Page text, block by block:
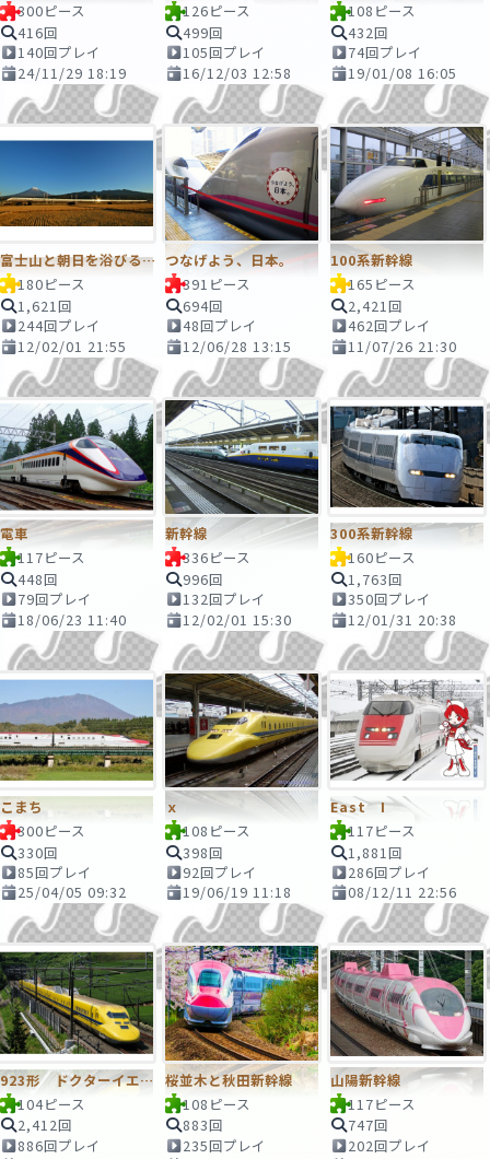
300ピース
416回
140回プレイ
24/11/29 18:19
126ピース
499回
105回プレイ
16/12/03 12:58
108ピース
432回
74回プレイ
19/01/08 16:05
富士山と朝日を浴びる300系新幹線
180ピース
1,621回
244回プレイ
12/02/01 21:55
つなげよう、日本。
391ピース
694回
48回プレイ
12/06/28 13:15
100系新幹線
165ピース
2,421回
462回プレイ
11/07/26 21:30
電車
117ピース
448回
79回プレイ
18/06/23 11:40
新幹線
336ピース
996回
132回プレイ
12/02/01 15:30
300系新幹線
160ピース
1,763回
350回プレイ
12/01/31 20:38
こまち
300ピース
330回
85回プレイ
25/04/05 09:32
ｘ
108ピース
398回
92回プレイ
19/06/19 11:18
East I
117ピース
1,881回
286回プレイ
08/12/11 22:56
923形 ドクターイエロー
104ピース
2,412回
886回プレイ
桜並木と秋田新幹線
108ピース
883回
235回プレイ
山陽新幹線
117ピース
747回
202回プレイ